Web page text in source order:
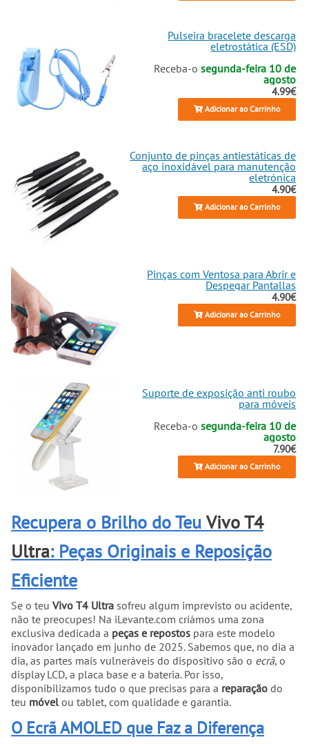
Pulseira bracelete descarga
eletrostática (ESD)
Receba-osegunda-feira 10 de
agosto
4.99€
Adicionar ao Carrinho
Conjunto de pinças antiestáticas de
aço inoxidável para manutenção
eletrónica
4.90€
Adicionar ao Carrinho
Pinças com Ventosa para Abrir e
Despegar Pantallas
4.90€
Adicionar ao Carrinho
Suporte de exposição anti roubo
para móveis
Receba-osegunda-feira 10 de
agosto
7.90€
Adicionar ao Carrinho
Recupera o Brilho do Teu Vivo T4
Ultra: Peças Originais e Reposição
Eficiente
Se o teu Vivo T4 Ultra sofreu algum imprevisto ou acidente,
não te preocupes! Na iLevante.com criámos uma zona
exclusiva dedicada a peças e repostos para este modelo
inovador lançado em junho de 2025. Sabemos que, no dia a
dia, as partes mais vulneráveis do dispositivo são o ecrã, o
display LCD, a placa base e a bateria. Por isso,
disponibilizamos tudo o que precisas para a reparação do
teu móvel ou tablet, com qualidade e garantia.
O Ecrã AMOLED que Faz a Diferença